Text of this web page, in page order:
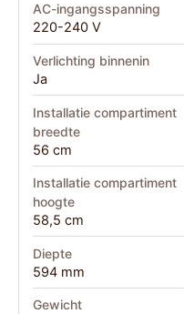
AC-ingangsspanning
220-240 V
Verlichting binnenin
Ja
Installatie compartiment
breedte
56 cm
Installatie compartiment
hoogte
58,5 cm
Diepte
594 mm
Gewicht